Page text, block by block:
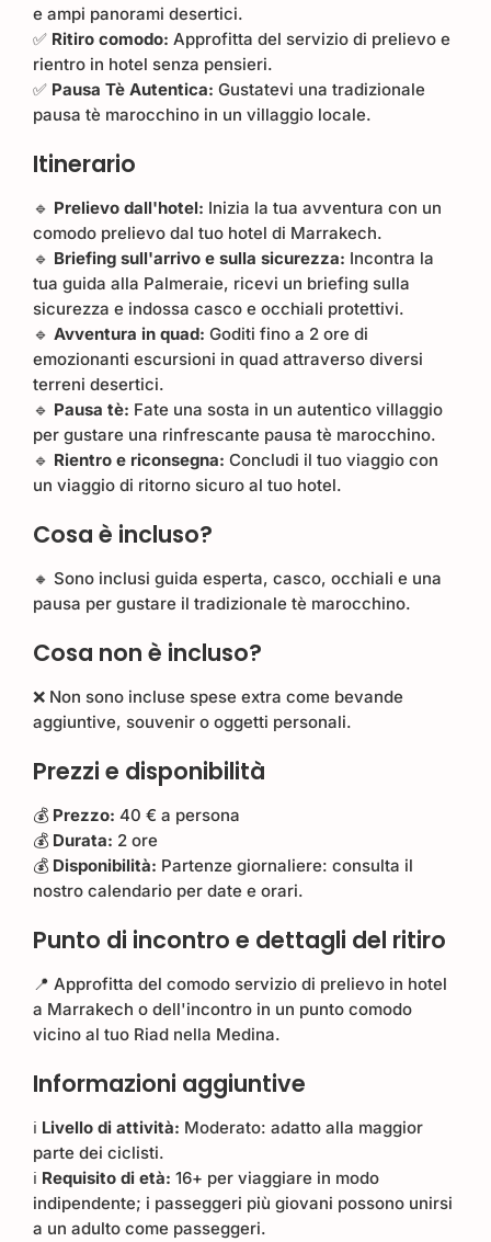
e ampi panorami desertici.
✅ Ritiro comodo: Approfitta del servizio di prelievo e
rientro in hotel senza pensieri.
✅ Pausa Tè Autentica: Gustatevi una tradizionale
pausa tè marocchino in un villaggio locale.
Itinerario
🔹 Prelievo dall'hotel: Inizia la tua avventura con un
comodo prelievo dal tuo hotel di Marrakech.
🔹 Briefing sull'arrivo e sulla sicurezza: Incontra la
tua guida alla Palmeraie, ricevi un briefing sulla
sicurezza e indossa casco e occhiali protettivi.
🔹 Avventura in quad: Goditi fino a 2 ore di
emozionanti escursioni in quad attraverso diversi
terreni desertici.
🔹 Pausa tè: Fate una sosta in un autentico villaggio
per gustare una rinfrescante pausa tè marocchino.
🔹 Rientro e riconsegna: Concludi il tuo viaggio con
un viaggio di ritorno sicuro al tuo hotel.
Cosa è incluso?
🔸 Sono inclusi guida esperta, casco, occhiali e una
pausa per gustare il tradizionale tè marocchino.
Cosa non è incluso?
❌ Non sono incluse spese extra come bevande
aggiuntive, souvenir o oggetti personali.
Prezzi e disponibilità
💰 Prezzo: 40 € a persona
💰 Durata: 2 ore
💰 Disponibilità: Partenze giornaliere: consulta il
nostro calendario per date e orari.
Punto di incontro e dettagli del ritiro
📍 Approfitta del comodo servizio di prelievo in hotel
a Marrakech o dell'incontro in un punto comodo
vicino al tuo Riad nella Medina.
Informazioni aggiuntive
ℹ️ Livello di attività: Moderato: adatto alla maggior
parte dei ciclisti.
ℹ️ Requisito di età: 16+ per viaggiare in modo
indipendente; i passeggeri più giovani possono unirsi
a un adulto come passeggeri.